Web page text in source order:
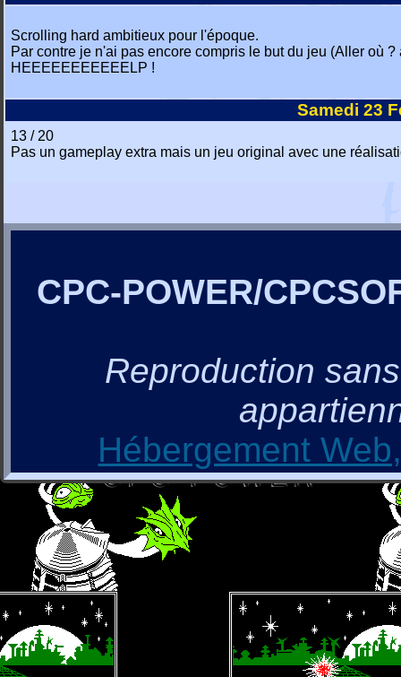
Scrolling hard ambitieux pour l'époque.
Par contre je n'ai pas encore compris le but du jeu (Aller où
HEEEEEEEEEEELP !
Samedi 23
13 / 20
Pas un gameplay extra mais un jeu original avec une
CPC-POWER/
Reproduction
Hébergement